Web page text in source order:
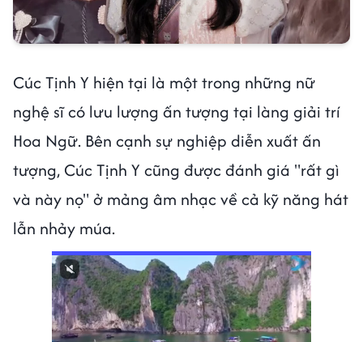
Cúc Tịnh Y hiện tại là một trong những nữ
nghệ sĩ có lưu lượng ấn tượng tại làng giải trí
Hoa Ngữ. Bên cạnh sự nghiệp diễn xuất ấn
tượng, Cúc Tịnh Y cũng được đánh giá "rất gì
và này nọ" ở mảng âm nhạc về cả kỹ năng hát
lẫn nhảy múa.